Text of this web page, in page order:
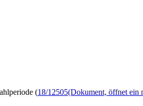
(18/12505(Dokument, öffnet ein